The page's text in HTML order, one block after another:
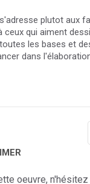
plutot aux
ceux qui aiment
les bases et
dans
oeuvre,